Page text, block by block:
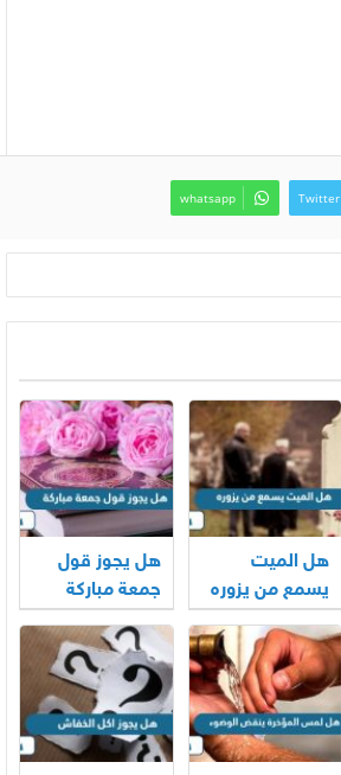
Twitter
whatsapp
هل الميت
يسمع من يزوره
هل يجوز قول
جمعة مباركة